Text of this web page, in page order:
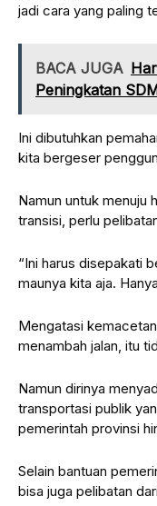
jadi cara yang paling
BACA JUGA
Peningkatan
Ini dibutuhkan
kita bergeser
Namun untuk menuju
transisi, perlu
“Ini harus disepakati
maunya kita aja.
Mengatasi
menambah jalan, itu
Namun dirinya
transportasi publik
pemerintah provinsi
Selain bantuan
bisa juga pelibatan